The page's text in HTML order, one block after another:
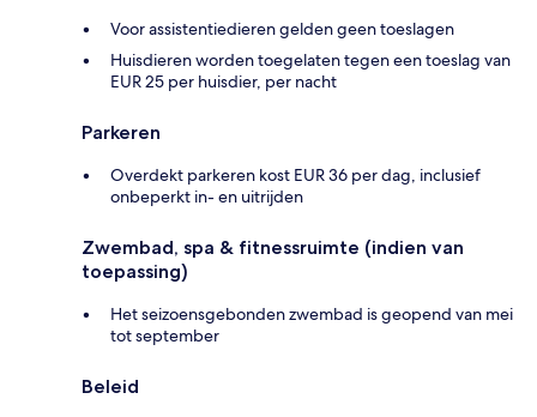
Voor assistentiedieren gelden geen toeslagen
Huisdieren worden toegelaten tegen een toeslag van
EUR 25 per huisdier, per nacht
Parkeren
Overdekt parkeren kost EUR 36 per dag, inclusief
onbeperkt in- en uitrijden
Zwembad, spa & fitnessruimte (indien van
toepassing)
Het seizoensgebonden zwembad is geopend van mei
tot september
Beleid